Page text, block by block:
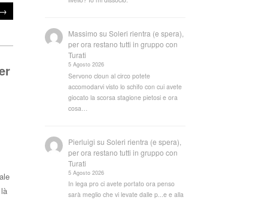
→
Massimo suSoleri rientra (e spera),
per ora restano tutti in gruppo con
Turati
5 Agosto 2026
Servono cloun al circo potete
accomodarvi visto lo schifo con cui avete
giocato la scorsa stagione pietosi e ora
cosa…
Pierluigi suSoleri rientra (e spera),
per ora restano tutti in gruppo con
Turati
5 Agosto 2026
In lega pro ci avete portato ora penso
sarà meglio che vi levate dalle p...e e alla